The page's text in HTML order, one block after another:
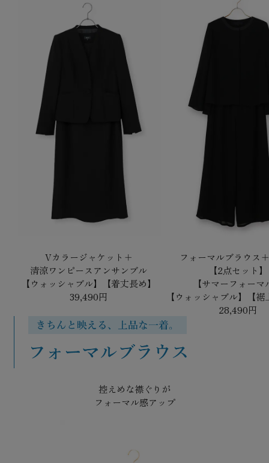
Vカラージャケット＋
清涼ワンピースアンサンブル
【ウォッシャブル】【着丈長め】
39,490円
フォーマルブラウス
【2点セット】
【サマーフォーマ
【ウォッシャブル】【
28,490円
控えめな襟ぐりが
フォーマル感アップ